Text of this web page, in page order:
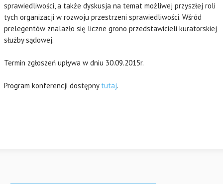
sprawiedliwości, a także dyskusja na temat możliwej przyszłej roli
tych organizacji w rozwoju przestrzeni sprawiedliwości. Wśród
prelegentów znalazło się liczne grono przedstawicieli kuratorskiej
służby sądowej.
Termin zgłoszeń upływa w dniu 30.09.2015r.
Program konferencji dostępny tutaj.